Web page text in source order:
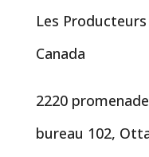
Les
Canada
2220
bureau 102,